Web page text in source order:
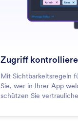
Zugriff
Mit Sichtbarkeitsregeln
Sie, wer in Ihrer App
schützen Sie